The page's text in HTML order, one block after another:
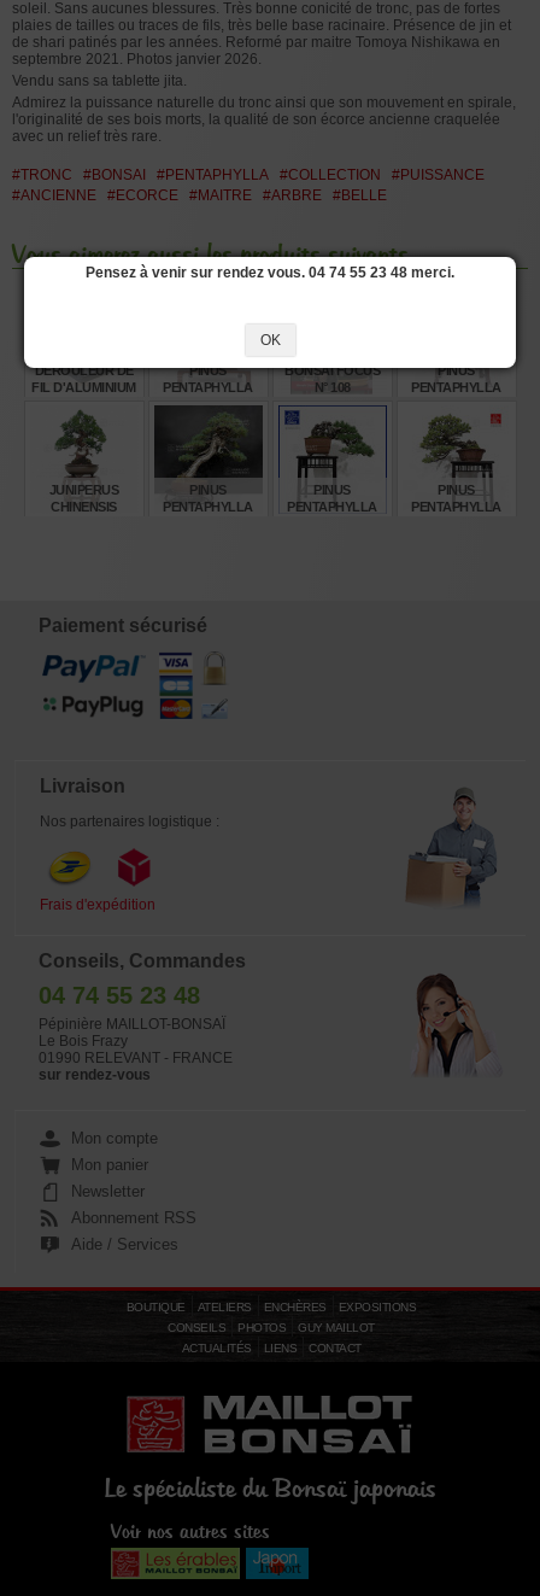
soleil. Sans aucunes blessures. Très bonne conicité de tronc, pas de fortes
plaies de tailles ou traces de fils, très belle base racinaire. Présence de jin et
de shari patinés par les années. Reformé par maitre Tomoya Nishikawa en
septembre 2021. Photos janvier 2026.
Vendu sans sa tablette jita.
Admirez la puissance naturelle du tronc ainsi que son mouvement en spirale,
l'originalité de ses bois morts, la qualité de son écorce ancienne craquelée
avec un relief très rare.
#TRONC #BONSAI #PENTAPHYLLA #COLLECTION
#PUISSANCE
#ANCIENNE
#ECORCE #MAITRE #ARBRE #BELLE
Vous aimerez aussi les produits suivants
DÉROULEUR DE
FIL D'ALUMINIUM
455,00
PINUS
PENTAPHYLLA
REF: 21020258
1.380,00€
BONSAI FOCUS
N° 108
13,95€
PINUS
PENTAPHYLLA
1.480,00€
JUNIPERUS
CHINENSIS
PINUS
PENTAPHYLLA
PINUS
PENTAPHYLLA
PINUS
PENTAPHYLLA
Paiement sécurisé
Livraison
Nos partenaires logistique :
Frais d'expédition
Conseils, Commandes
04 74 55 23 48
Pépinière MAILLOT-BONSAÏ
Le Bois Frazy
01990 RELEVANT - FRANCE
sur rendez-vous
Mon compte
Mon panier
Newsletter
Abonnement RSS
Aide / Services
BOUTIQUE ATELIERS ENCHÈRES
EXPOSITIONS
CONSEILS
PHOTOS
GUY MAILLOT
ACTUALITÉS
LIENS CONTACT
Le spécialiste du Bonsaï japonais
Voir nos autres sites
Pensez à venir sur rendez vous. 04 74 55 23 48 merci.
OK